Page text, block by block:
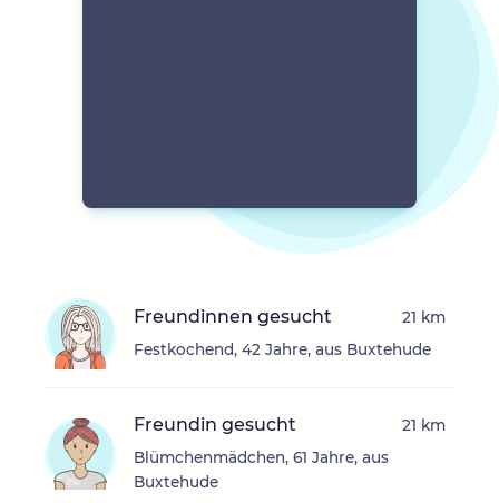
Freundinnen gesucht
Festkochend, 42 Jahre, aus Buxtehude
21 km
Freundin gesucht
Blümchenmädchen, 61 Jahre, aus
Buxtehude
21 km